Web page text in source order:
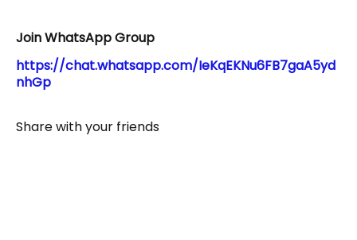
Join WhatsApp Group
https://chat.whatsapp.com/IeKqEKNu6FB7gaA5yd
nhGp
Share with your friends